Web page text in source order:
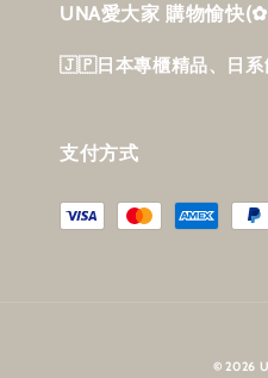
UNA愛大家 購物愉快‎
🇯🇵日本專櫃精品、日系
支付方式
© 2026